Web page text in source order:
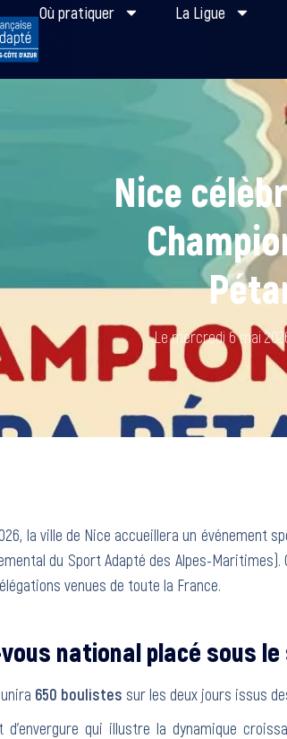
Où pratiquer La Ligue
Nice
Lemercredi 6 mai
la ville de Nice accueillera un événement
du Sport Adapté des Alpes-
venues de toute la France.
national placé sous
650 boulistes sur les deux jours issus
d’envergure qui illustre la dynamique